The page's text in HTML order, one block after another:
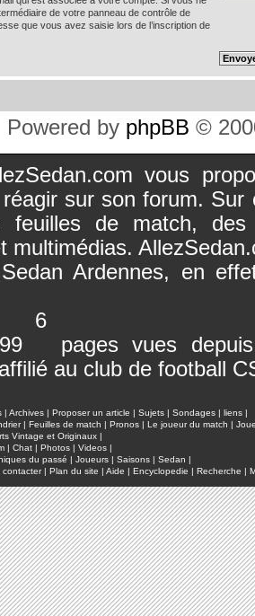
de votre panneau de contrôle de
que vous avez saisie lors de l’inscription de
Powered by phpBB ©
vous
sur son forum.
de match, des
multimédias.
Ardennes, en
pages vues
au club de football
| Archives | Proposer un article | Sujets | Sondages | liens |
| Feuilles de match | Pronos | Le joueur du match |
Vintage et Originaux |
| Chat | Photos | Videos |
du passé | Joueurs | Saisons | Sedan |
contacter| Plan du site | Aide | Encyclopedie | Recherche |